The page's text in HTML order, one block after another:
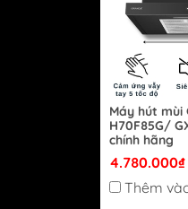
Máy hút mùi
H70F85G/
chính hãng
4.780.000₫
Thêm